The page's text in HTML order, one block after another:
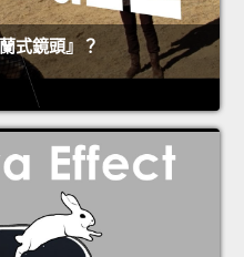
式鏡頭』？